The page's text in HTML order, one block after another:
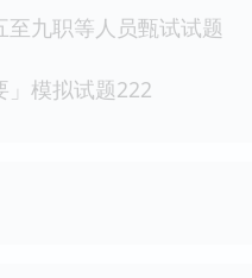
九职等人员甄试试题
」模拟试题222